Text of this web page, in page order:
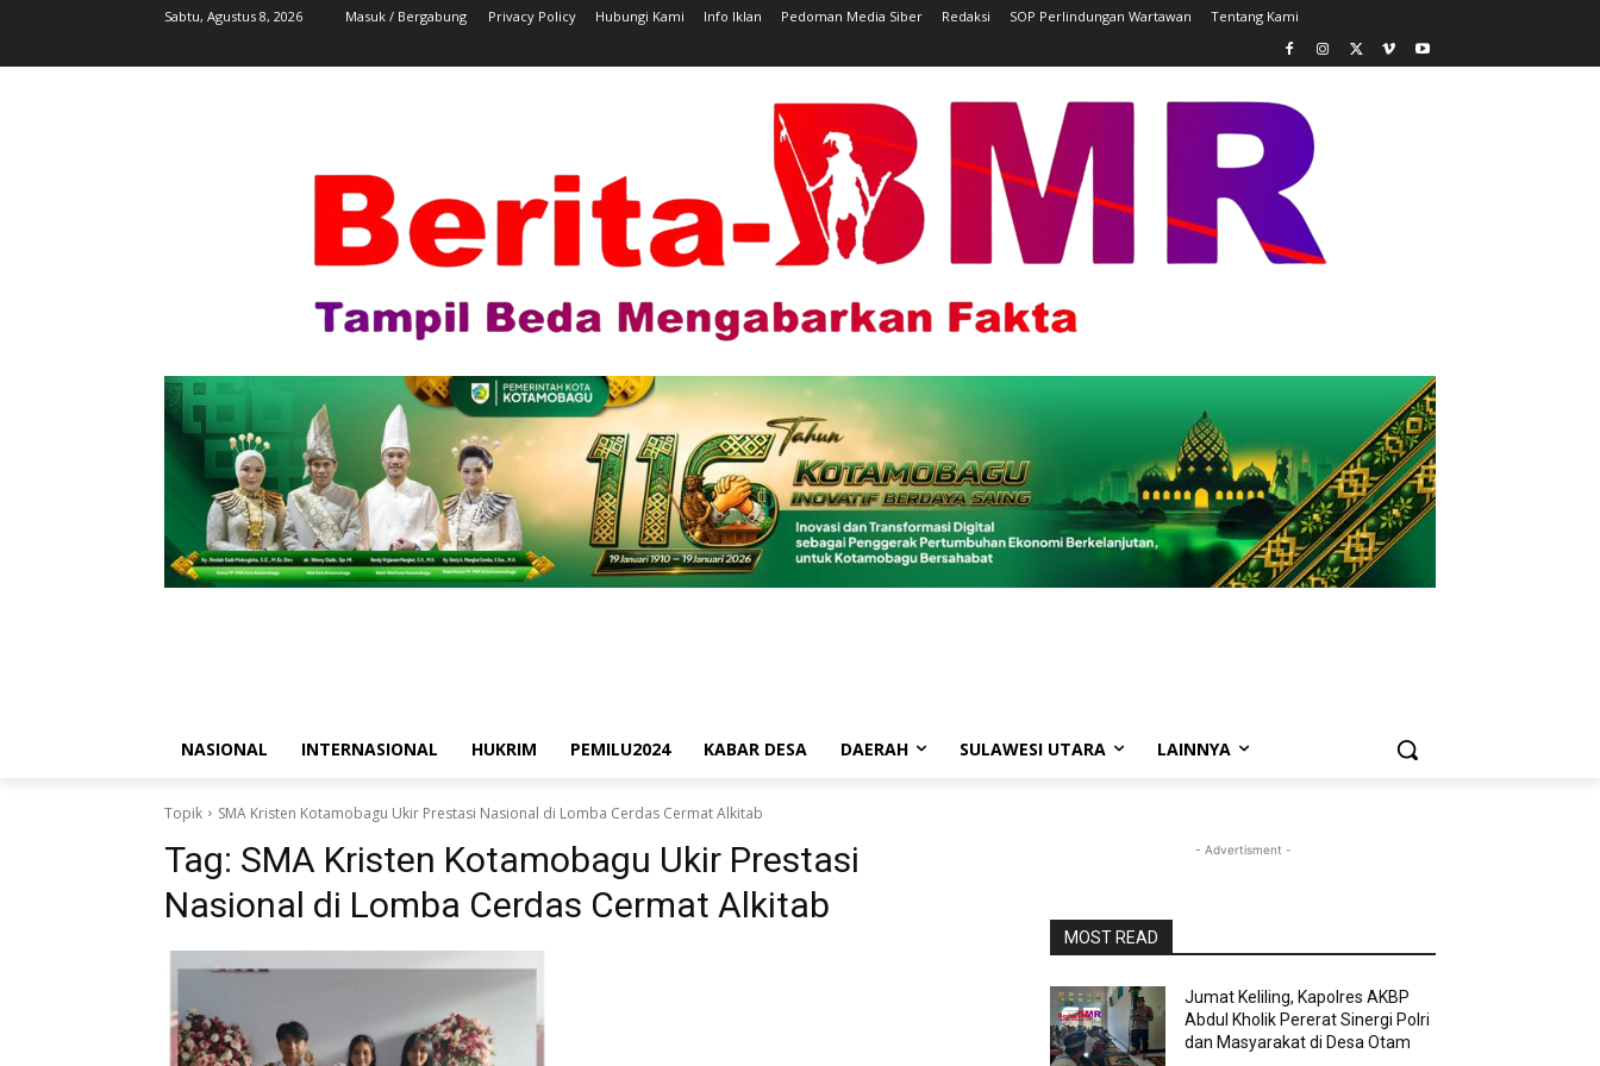
Sabtu, Agustus 8, 2026 Masuk / Bergabung Privacy Policy Hubungi Kami Info Iklan Pedoman Media Siber Redaksi SOP Perlindungan Wartawan Tentang Kami
NASIONAL INTERNASIONAL HUKRIM PEMILU2024 KABAR DESA DAERAH SULAWESI UTARA LAINNYA
Topik SMA Kristen Kotamobagu Ukir Prestasi Nasional di Lomba Cerdas Cermat Alkitab
Tag: SMA Kristen Kotamobagu Ukir Prestasi
Nasional di Lomba Cerdas Cermat Alkitab
- Advertisment -
MOST READ
Jumat Keliling, Kapolres AKBP
Abdul Kholik Pererat Sinergi Polri
dan Masyarakat di Desa Otam